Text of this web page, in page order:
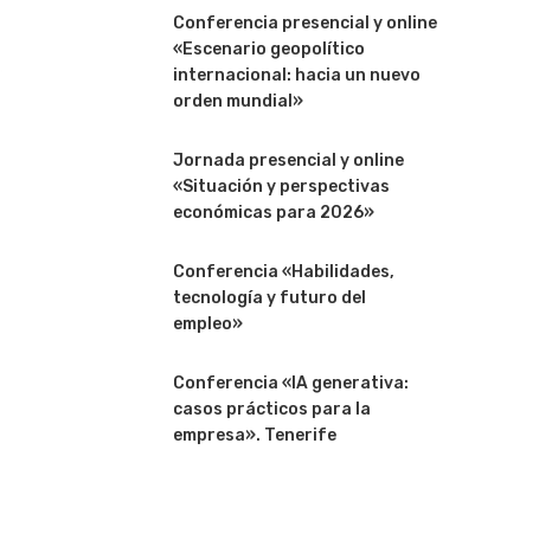
Conferencia presencial y online
«Escenario geopolítico
internacional: hacia un nuevo
orden mundial»
Jornada presencial y online
«Situación y perspectivas
económicas para 2026»
Conferencia «Habilidades,
tecnología y futuro del
empleo»
Conferencia «IA generativa:
casos prácticos para la
empresa». Tenerife